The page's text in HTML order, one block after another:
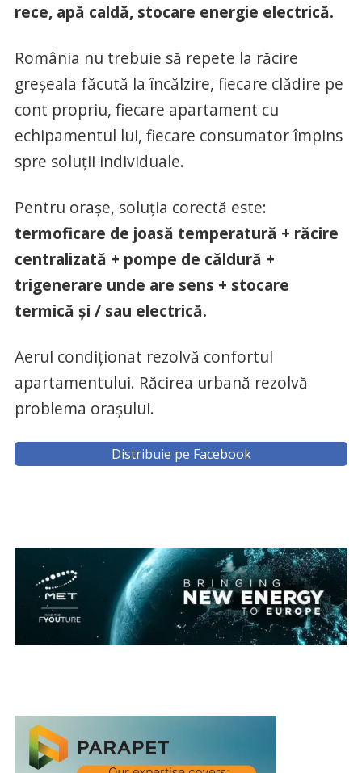
rece, apă caldă, stocare energie electrică.
România nu trebuie să repete la răcire
greșeala făcută la încălzire, fiecare clădire pe
cont propriu, fiecare apartament cu
echipamentul lui, fiecare consumator împins
spre soluții individuale.
Pentru orașe, soluția corectă este:
termoficare de joasă temperatură + răcire
centralizată + pompe de căldură +
trigenerare unde are sens + stocare
termică și / sau electrică.
Aerul condiționat rezolvă confortul
apartamentului. Răcirea urbană rezolvă
problema orașului.
Distribuie pe Facebook